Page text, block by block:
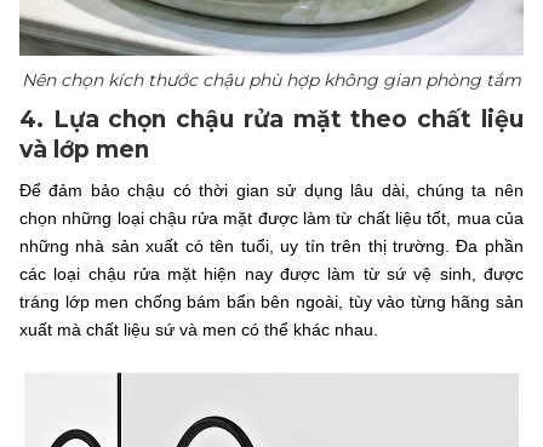
Nên chọn kích thước chậu phù hợp không gian phòng tắm
4. Lựa chọn chậu rửa mặt theo chất liệu
và lớp men
Để đảm bảo chậu có thời gian sử dụng lâu dài, chúng ta nên
chọn những loại chậu rửa mặt được làm từ chất liệu tốt, mua của
những nhà sản xuất có tên tuổi, uy tín trên thị trường. Đa phần
các loại chậu rửa mặt hiện nay được làm từ sứ vệ sinh, được
tráng lớp men chống bám bẩn bên ngoài, tùy vào từng hãng sản
xuất mà chất liệu sứ và men có thể khác nhau.